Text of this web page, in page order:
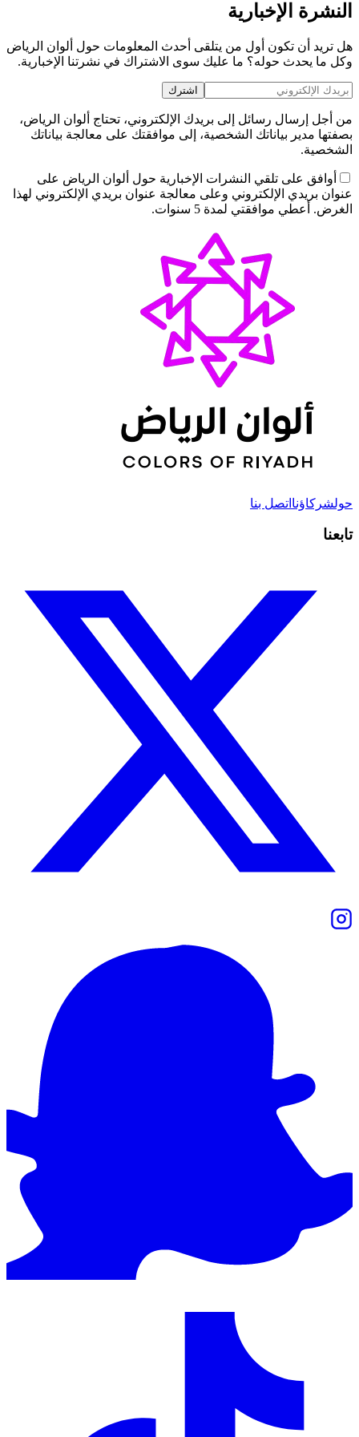
النشرة الإخبارية
هل تريد أن تكون أول من يتلقى أحدث المعلومات حول ألوان الرياض
وكل ما يحدث حوله؟ ما عليك سوى الاشتراك في نشرتنا الإخبارية.
اشترك
من أجل إرسال رسائل إلى بريدك الإلكتروني، تحتاج ألوان الرياض،
بصفتها مدير بياناتك الشخصية، إلى موافقتك على معالجة بياناتك
الشخصية.
أوافق على تلقي النشرات الإخبارية حول ألوان الرياض على
عنوان بريدي الإلكتروني وعلى معالجة عنوان بريدي الإلكتروني لهذا
الغرض. أعطي موافقتي لمدة 5 سنوات.
حولشركاؤنا اتصل بنا
تابعنا